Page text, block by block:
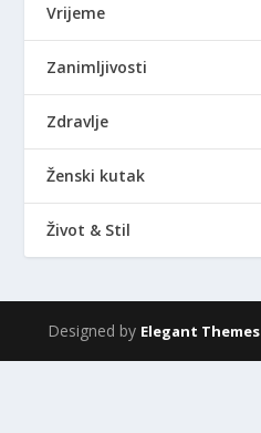
Vrijeme
Zanimljivosti
Zdravlje
Ženski kutak
Život & Stil
Designed by Elegant Themes